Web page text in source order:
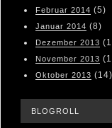
Februar 2014 (5)
Januar 2014 (8)
Dezember 2013
November 2013
Oktober 2013 (14)
BLOGROLL